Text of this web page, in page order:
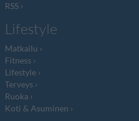
RSS
Lifestyle
Matkailu
Fitness
Lifestyle
Terveys
Ruoka
Koti & Asuminen